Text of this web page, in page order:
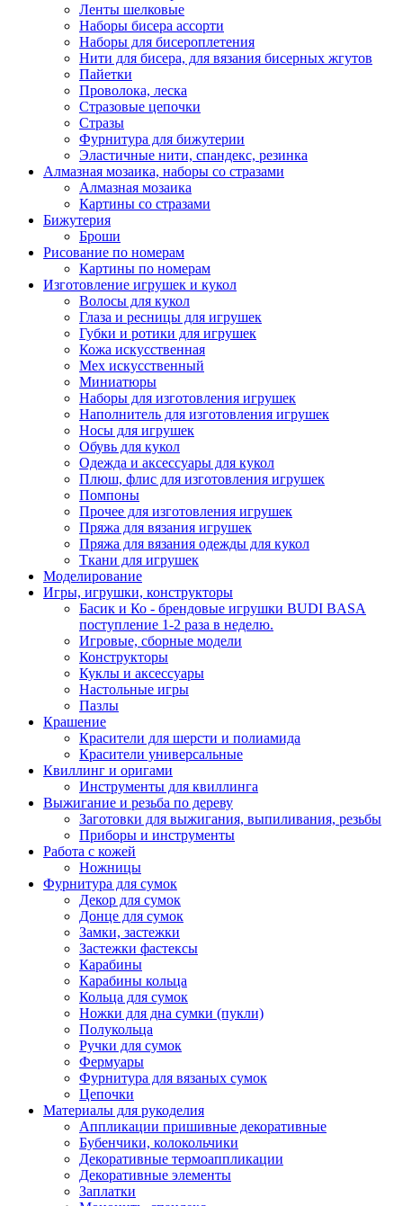
Ленты шелковые
Наборы бисера ассорти
Наборы для бисероплетения
Нити для бисера, для вязания бисерных жгутов
Пайетки
Проволока, леска
Стразовые цепочки
Стразы
Фурнитура для бижутерии
Эластичные нити, спандекс, резинка
Алмазная мозаика, наборы со стразами
Алмазная мозаика
Картины co стразами
Бижутерия
Броши
Рисование по номерам
Картины по номерам
Изготовление игрушек и кукол
Волосы для кукол
Глаза и ресницы для игрушек
Губки и ротики для игрушек
Кожа искусственная
Мех искусственный
Миниатюры
Наборы для изготовления игрушек
Наполнитель для изготовления игрушек
Носы для игрушек
Обувь для кукол
Одежда и аксессуары для кукол
Плюш, флис для изготовления игрушек
Помпоны
Прочее для изготовления игрушек
Пряжа для вязания игрушек
Пряжа для вязания одежды для кукол
Ткани для игрушек
Моделирование
Игры, игрушки, конструкторы
Басик и Ко - брендовые игрушки BUDI BASA
поступление 1-2 раза в неделю.
Игровые, сборные модели
Конструкторы
Куклы и аксессуары
Настольные игры
Пазлы
Крашение
Красители для шерсти и полиамида
Красители универсальные
Квиллинг и оригами
Инструменты для квиллинга
Выжигание и резьба по дереву
Заготовки для выжигания, выпиливания, резьбы
Приборы и инструменты
Работа с кожей
Ножницы
Фурнитура для сумок
Декор для сумок
Донце для сумок
Замки, застежки
Застежки фастексы
Карабины
Карабины кольца
Кольца для сумок
Ножки для дна сумки (пукли)
Полукольца
Ручки для сумок
Фермуары
Фурнитура для вязаных сумок
Цепочки
Материалы для рукоделия
Аппликации пришивные декоративные
Бубенчики, колокольчики
Декоративные термоаппликации
Декоративные элементы
Заплатки